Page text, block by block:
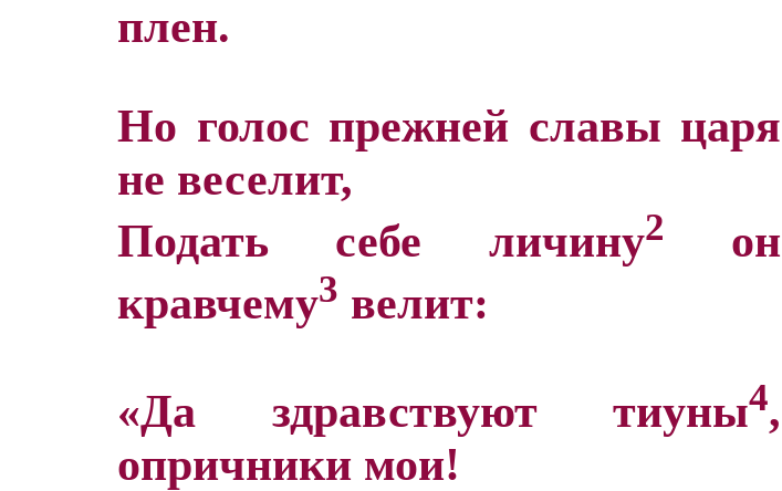
плен.
Но голос прежней славы царя
не веселит,
Подать себе личину2
он
кравчему3 велит:
«Да здравствуют тиуны4,
опричники мои!